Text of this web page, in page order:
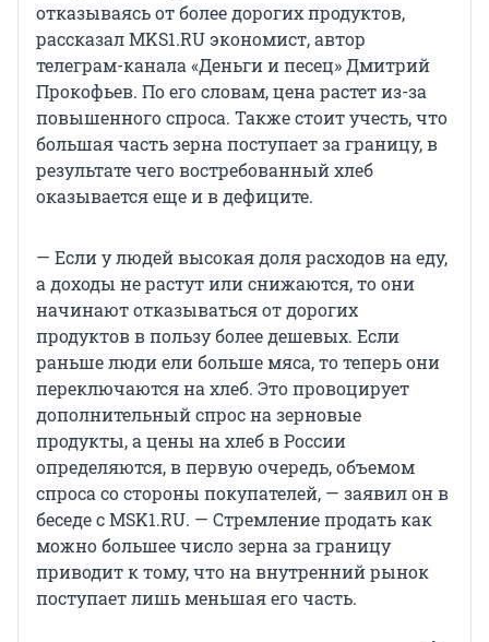
отказываясь от более дорогих продуктов,
рассказал MKS1.RU экономист, автор
телеграм-канала «Деньги и песец» Дмитрий
Прокофьев. По его словам, цена растет из-за
повышенного спроса. Также стоит учесть, что
большая часть зерна поступает за границу, в
результате чего востребованный хлеб
оказывается еще и в дефиците.
— Если у людей высокая доля расходов на еду,
а доходы не растут или снижаются, то они
начинают отказываться от дорогих
продуктов в пользу более дешевых. Если
раньше люди ели больше мяса, то теперь они
переключаются на хлеб. Это провоцирует
дополнительный спрос на зерновые
продукты, а цены на хлеб в России
определяются, в первую очередь, объемом
спроса со стороны покупателей, — заявил он в
беседе с MSK1.RU. — Стремление продать как
можно большее число зерна за границу
приводит к тому, что на внутренний рынок
поступает лишь меньшая его часть.